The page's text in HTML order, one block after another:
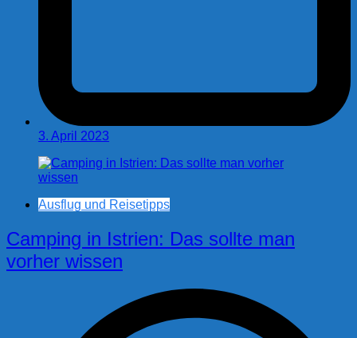
3. April 2023
Ausflug und Reisetipps
Camping in Istrien: Das sollte man
vorher wissen